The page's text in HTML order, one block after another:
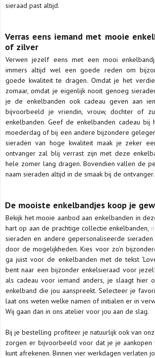
sieraad past altijd.
Verras eens iemand met mooie
of zilver
Verwen jezelf eens met een mooi
immers altijd wel een goede reden om
goede kwaliteit te dragen. Omdat je het
zomaar, omdat je eigenlijk nooit genoeg
je de enkelbanden ook cadeau geven aan
bijvoorbeeld je vriendin, vrouw, dochter of
enkelbanden. Geef de enkelbanden cadeau bij
moederdag of bij een andere bijzondere
sieraden van hoge kwaliteit maak je zeker
ontvanger zal blij verrast zijn met deze
hele zomer lang dragen. Bovendien vallen de
naam sieraden altijd in de smaak bij de ontvanger.
De mooiste enkelbandjes koop je
Bekijk het mooie aanbod aan enkelbanden in
hart op aan de prachtige collectie enkelbanden,
sieraden en andere gepersonaliseerde
door de mogelijkheden. Kies voor zo’n
ga juist voor de enkelbanden met de tekst
bent naar een bijzonder enkelsieraad voor
als cadeau voor iemand anders, je slaagt hier
enkelband die jou aanspreekt. Selecteer je
laat ons weten welke namen of initialen er in
Wij gaan dan in ons atelier voor jou aan de slag.
Bij je bestelling profiteer je natuurlijk ook van
zorgen er bijvoorbeeld voor dat je je aankopen
kunt afrekenen. Binnen vier werkdagen verlaten